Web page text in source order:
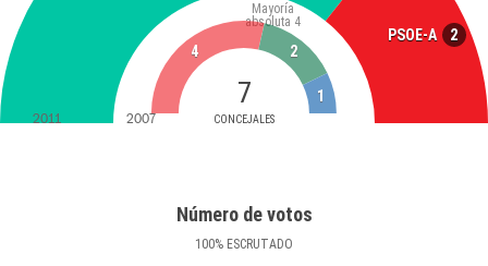
PSOE-A 2
7
CONCEJALES
Mayoría
absoluta 4
4 2
1
2011 2007
Número de votos
100% ESCRUTADO